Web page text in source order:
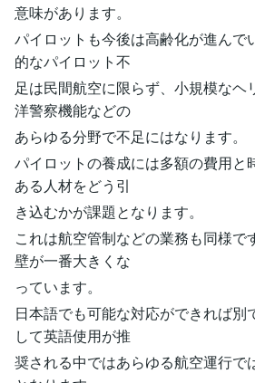
意味があります。
パイロットも今後は高齢化が進んで
的なパイロット不
足は民間航空に限らず、小規模なヘ
洋警察機能などの
あらゆる分野で不足にはなります。
パイロットの養成には多額の費用と
ある人材をどう引
き込むかが課題となります。
これは航空管制などの業務も同様で
壁が一番大きくな
っています。
日本語でも可能な対応ができれば別
して英語使用が推
奨される中ではあらゆる航空運行で